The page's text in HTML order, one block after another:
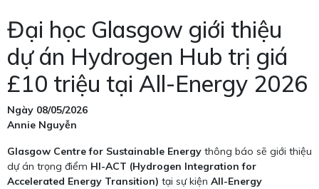
Đại học Glasgow giới thiệu
dự án Hydrogen Hub trị giá
£10 triệu tại All-Energy 2026
Ngày 08/05/2026
Annie Nguyễn
Glasgow Centre for Sustainable Energy thông báo sẽ giới thiệu
dự án trọng điểm HI-ACT (Hydrogen Integration for
Accelerated Energy Transition) tại sự kiện All-Energy